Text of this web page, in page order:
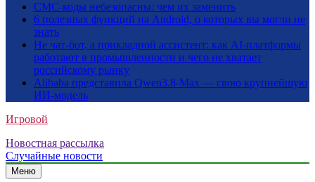
СМС-коды небезопасны: чем их заменить
6 полезных функций на Android, о которых вы могли не
знать
Не чат-бот, а прикладной ассистент: как AI-платформы
работают в промышленности и чего не хватает
российскому рынку
Alibaba представила Qwen3.8-Max — свою крупнейшую
ИИ-модель
Игровой
Новостная рассылка
Случайные новости
Меню